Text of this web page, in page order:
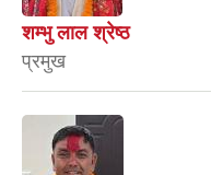
शम्भु लाल श्रेष्ठ
प्रमुख